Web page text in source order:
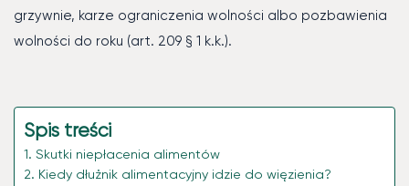
grzywnie, karze ograniczenia wolności albo pozbawienia
wolności do roku (art. 209 § 1 k.k.).
Spis treści
Skutki niepłacenia alimentów
Kiedy dłużnik alimentacyjny idzie do więzienia?